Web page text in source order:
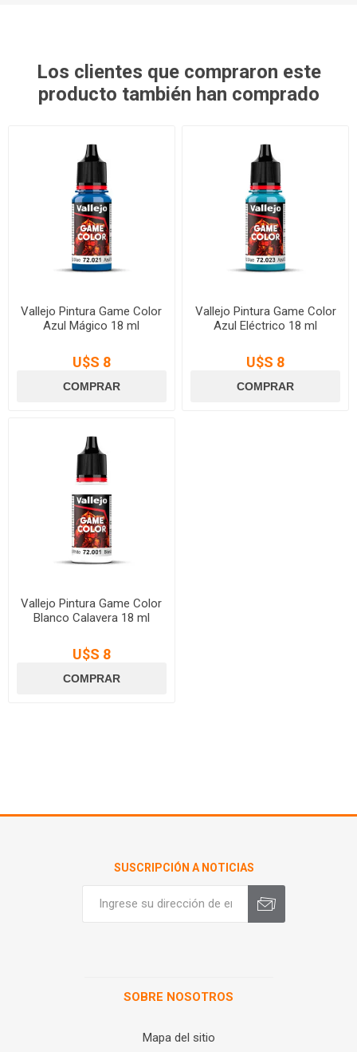
Los clientes que compraron este
producto también han comprado
Vallejo Pintura Game Color
Azul Mágico 18 ml
U$S 8
Vallejo Pintura Game Color
Azul Eléctrico 18 ml
U$S 8
Vallejo Pintura Game Color
Blanco Calavera 18 ml
U$S 8
SUSCRIPCIÓN A NOTICIAS
SOBRE NOSOTROS
Mapa del sitio